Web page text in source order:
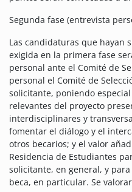
Segunda fase (entrevista
Las candidaturas que hayan
exigida en la primera fase
personal ante el Comité de
personal el Comité de
solicitante, poniendo
relevantes del proyecto
interdisciplinares y
fomentar el diálogo y el
otros becarios; y el valor
Residencia de Estudiantes
solicitante, en general, y
beca, en particular. Se